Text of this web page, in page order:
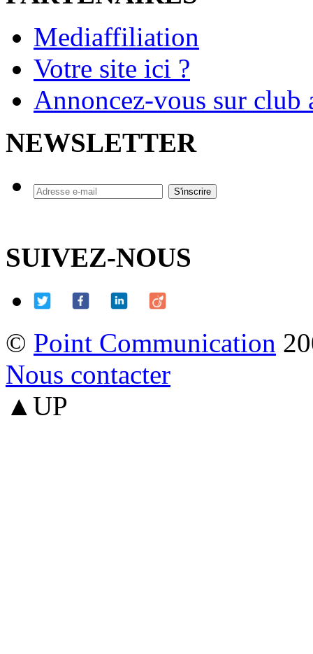
Mediaffiliation
Votre site ici ?
Annoncez-vous sur
NEWSLETTER
SUIVEZ-NOUS
© Point Communication
Nous contacter
▲UP